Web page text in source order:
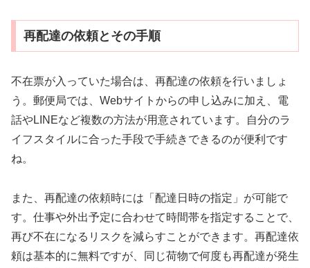
再配達の依頼とその手順
不在票が入っていた場合は、再配達の依頼を行いましょ
う。郵便局では、Webサイトからの申し込みに加え、電
話やLINEなど複数の方法が用意されています。自分のラ
イフスタイルに合った手段で手続きできるのが便利です
ね。
また、再配達の依頼時には「配達日時の指定」が可能で
す。仕事や外出予定に合わせて時間帯を指定することで、
再び不在になるリスクを減らすことができます。再配達依
頼は基本的に無料ですが、同じ荷物で何度も再配達が発生